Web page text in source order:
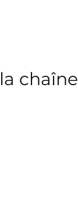
chaîne